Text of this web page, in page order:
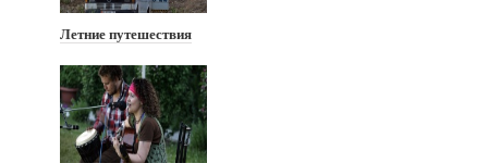
Летние путешествия